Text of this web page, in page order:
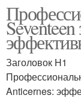
Заголовок H1
Anticernes: